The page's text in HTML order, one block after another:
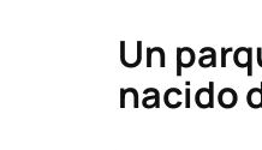
Un
nacido